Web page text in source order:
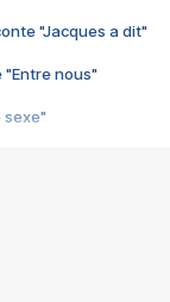
"Jacques a dit"
"Entre nous"
sexe"